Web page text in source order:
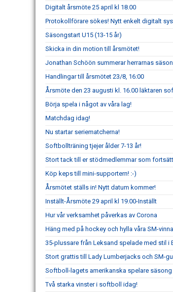
Digitalt årsmöte 25 april kl 18.00
Protokollförare sökes! Nytt enkelt digitalt
Säsongstart U15 (13-15 år)
Skicka in din motion till årsmötet!
Jonathan Schöön summerar herrarnas
Handlingar till årsmötet 23/8, 16:00
Årsmöte den 23 augusti kl. 16.00 läktaren
Börja spela i något av våra lag!
Matchdag idag!
Nu startar seriematcherna!
Softbollträning tjejer ålder 7-13 år!
Stort tack till er stödmedlemmar som
Köp keps till mini-supportern! :-)
Årsmötet ställs in! Nytt datum kommer!
Inställt-Årsmöte 29 april kl 19.00-Inställt
Hur vår verksamhet påverkas av Corona
Häng med på hockey och hylla våra SM-
35-plussare från Leksand spelade med stil i
Stort grattis till Lady Lumberjacks och SM-
Softboll-lagets amerikanska spelare säsong
Två starka vinster i softboll idag!